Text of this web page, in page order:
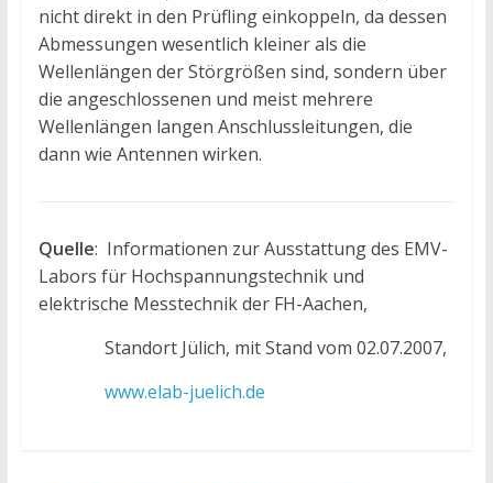
nicht direkt in den Prüfling einkoppeln, da dessen
Abmessungen wesentlich kleiner als die
Wellenlängen der Störgrößen sind, sondern über
die angeschlossenen und meist mehrere
Wellenlängen langen Anschlussleitungen, die
dann wie Antennen wirken.
Quelle: Informationen zur Ausstattung des EMV-
Labors für Hochspannungstechnik und
elektrische Messtechnik der FH-Aachen,
Standort Jülich, mit Stand vom 02.07.2007,
www.elab-juelich.de